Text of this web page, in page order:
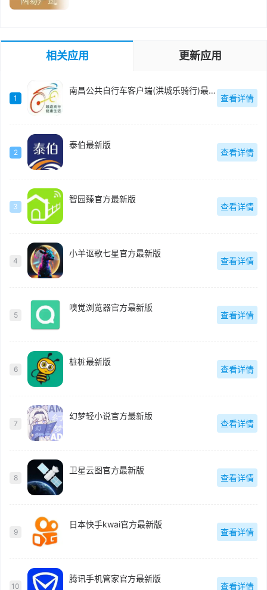
相关应用 更新应用
1
南昌公共自行车客户端(洪城乐骑行)最新版
查看详情
2
泰伯最新版
查看详情
3
智园臻官方最新版
查看详情
4
小羊讴歌七星官方最新版
查看详情
5
嗅觉浏览器官方最新版
查看详情
6
桩桩最新版
查看详情
7
幻梦轻小说官方最新版
查看详情
8
卫星云图官方最新版
查看详情
9
日本快手kwai官方最新版
查看详情
10
腾讯手机管家官方最新版
查看详情